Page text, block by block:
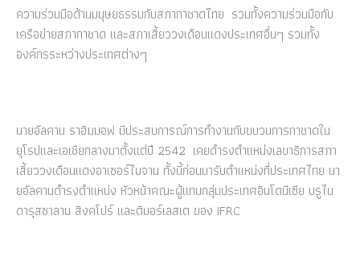
ความร่วมมือด้านมนุษยธรรมกับสภากาชาดไทย รวมทั้งความร่วมมือกับ
เครือข่ายสภากาชาด และสภาเสี้ยววงเดือนแดงประเทศอื่นๆ รวมทั้ง
องค์กรระหว่างประเทศต่างๆ
นายอัลคาน ราฮิมมอฟ มีประสบการณ์การทำงานกับขบวนการกาชาดใน
ยุโรปและเอเชียกลางมาตั้งแต่ปี 2542 เคยดำรงตำแหน่งเลขาธิการสภา
เสี้ยววงเดือนแดงอาเซอร์ไบจาน ทั้งนี้ก่อนมารับตำแหน่งที่ประเทศไทย นา
ยอัลคานดำรงตำแหน่ง หัวหน้าคณะผู้แทนกลุ่มประเทศอินโดนีเซีย บรูไน
ดารุสซาลาม สิงคโปร์ และติมอร์เลสเต ของ IFRC